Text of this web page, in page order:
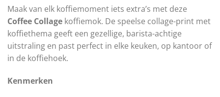
Maak van elk koffiemoment iets extra’s met deze
Coffee Collage koffiemok. De speelse collage-print met
koffiethema geeft een gezellige, barista-achtige
uitstraling en past perfect in elke keuken, op kantoor of
in de koffiehoek.
Kenmerken